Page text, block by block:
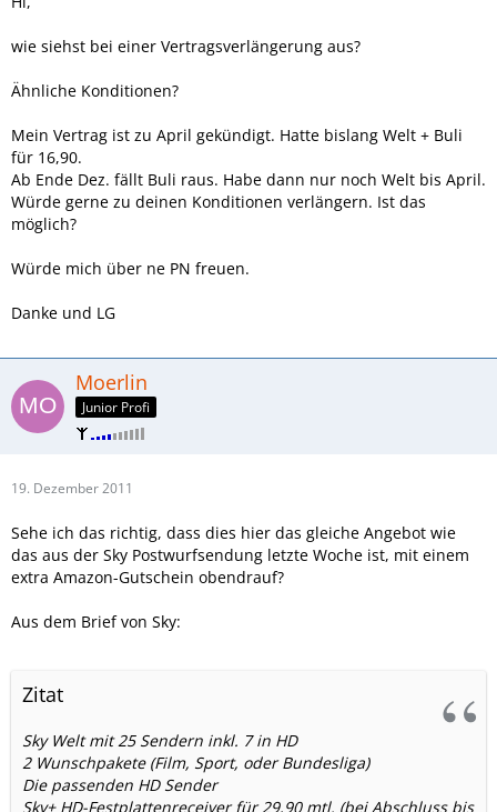
wie siehst bei einer Vertragsverlängerung aus?
Ähnliche Konditionen?
Mein Vertrag ist zu April gekündigt. Hatte bislang Welt + Buli
für 16,90.
Ab Ende Dez. fällt Buli raus. Habe dann nur noch Welt bis April.
Würde gerne zu deinen Konditionen verlängern. Ist das
möglich?
Würde mich über ne PN freuen.
Danke und LG
Moerlin
Junior Profi
19. Dezember 2011
Sehe ich das richtig, dass dies hier das gleiche Angebot wie
das aus der Sky Postwurfsendung letzte Woche ist, mit einem
extra Amazon-Gutschein obendrauf?
Aus dem Brief von Sky:
Zitat
Sky Welt mit 25 Sendern inkl. 7 in HD
2 Wunschpakete (Film, Sport, oder Bundesliga)
Die passenden HD Sender
Sky+ HD-Festplattenreceiver für 29,90 mtl. (bei Abschluss bis